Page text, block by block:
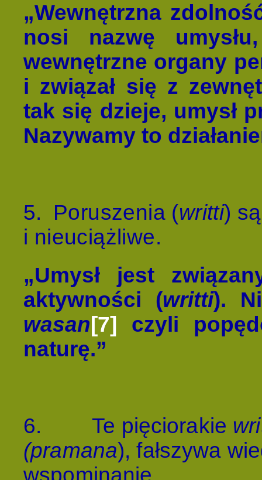
„Wewnętrzna
nosi nazwę
wewnętrzne organy
i związał się z
tak się dzieje, umysł
Nazywamy to
5. Poruszenia (writti)
i nieuciążliwe.
„Umysł jest
aktywności (writti).
wasan[7]
czyli
naturę.”
6. Te pięciorakie
(pramana), fałszywa
wspominanie.